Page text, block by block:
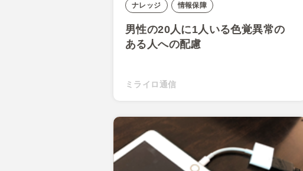
ナレッジ 情報保障
男性の20人に1人いる色覚異常の
ある人への配慮
ミライロ通信